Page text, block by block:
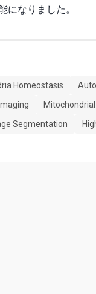
になりました。
Homeostasis
Segmentation